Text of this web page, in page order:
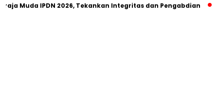
Muda IPDN 2026, Tekankan Integritas dan Pengabdian